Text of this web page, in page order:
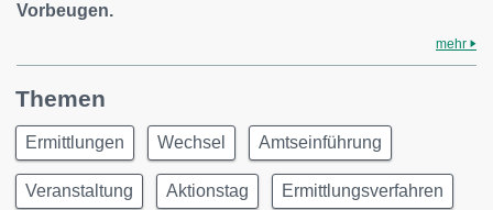
Vorbeugen.
mehr
Themen
Ermittlungen Wechsel Amtseinführung
Veranstaltung Aktionstag Ermittlungsverfahren